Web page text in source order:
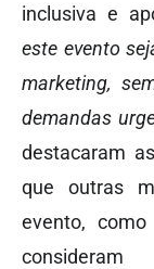
inclusiva e
este evento
marketing,
demandas
destacaram
que outras
evento,